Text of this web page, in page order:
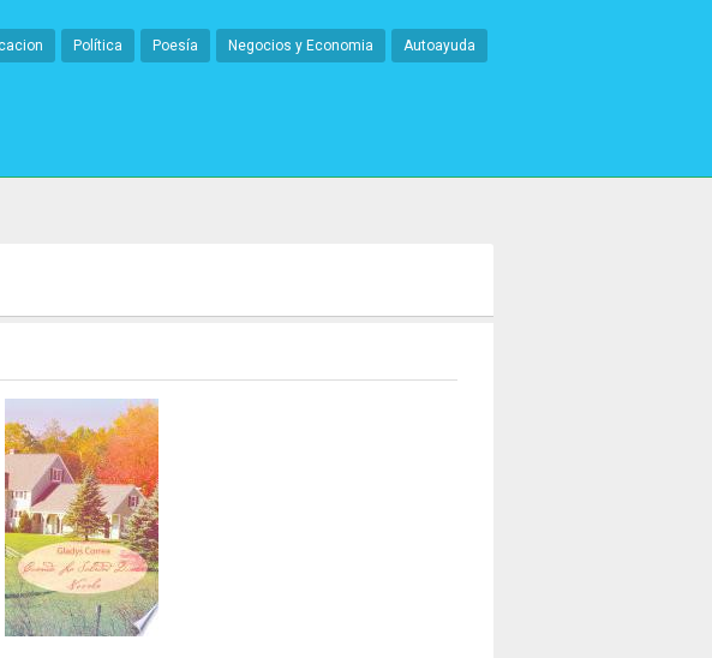
Política Poesía Negocios y Economia Autoayuda